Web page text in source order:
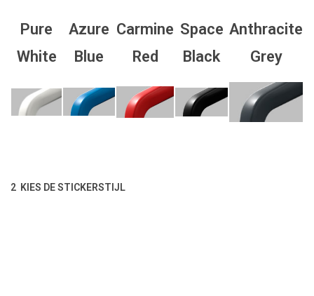
Pure
White
Azure
Blue
Carmine
Red
Space
Black
Anthracite
Grey
2 KIES DE STICKERSTIJL